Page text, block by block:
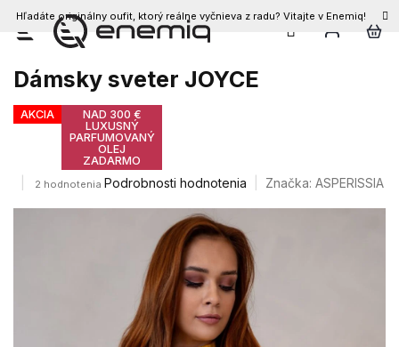
Prejsť
obsah
Hľadáte originálny oufit, ktorý reálne vyčnieva z radu? Vitajte v Enemiq!
Dámsky sveter JOYCE
AKCIA
NAD 300 €
LUXUSNÝ
PARFUMOVANÝ
OLEJ
ZADARMO
Priemerné
2 hodnotenia Podrobnosti hodnotenia Značka: ASPERISSIA